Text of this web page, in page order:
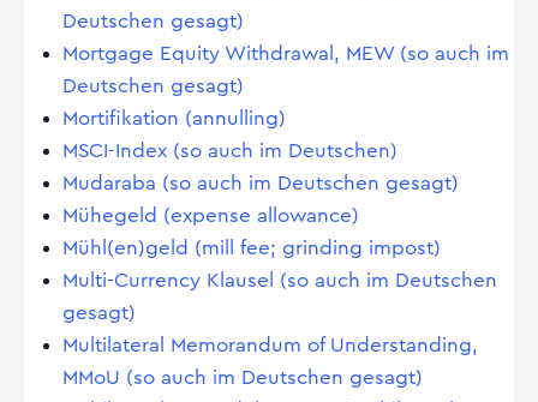
Deutschen gesagt)
Mortgage Equity Withdrawal, MEW (so auch im
Deutschen gesagt)
Mortifikation (annulling)
MSCI-Index (so auch im Deutschen)
Mudaraba (so auch im Deutschen gesagt)
Mühegeld (expense allowance)
Mühl(en)geld (mill fee; grinding impost)
Multi-Currency Klausel (so auch im Deutschen
gesagt)
Multilateral Memorandum of Understanding,
MMoU (so auch im Deutschen gesagt)